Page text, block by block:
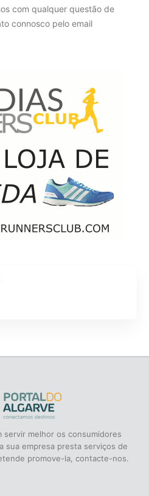
com qualquer questão de
connosco pelo email
servir melhor os consumidores
sua empresa presta serviços de
promove-la, contacte-nos.